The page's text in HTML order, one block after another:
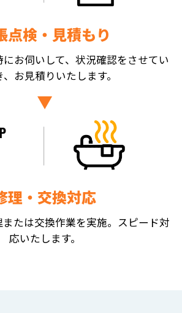
点検・見積もり
お伺いして、状況確認をさせてい
お見積りいたします。
理・交換対応
たは交換作業を実施。スピード対
応いたします。